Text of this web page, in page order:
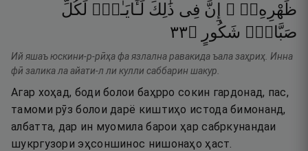
ظَهْرِهِۦٓ ۚ
إِنَّ فِى ذَٰلِكَ لَـَٔايَـٰتٍۢ لِّكُلِّ
صَبَّارٍۢ شَكُورٍ ۝٣٣
Ий яшаъ юскини-р-рӣҳа фа язлална равакида ъала заҳриҳ. Инна
фӣ залика ла айати-л ли кулли саббарин шакур.
Агар хоҳад, боди болои баҳрро сокин гардонад, пас,
тамоми рӯз болои дарё киштиҳо истода бимонанд,
албатта, дар ин муомила барои ҳар сабркунандаи
шукргузори эҳсоншинос нишонаҳо ҳаст.